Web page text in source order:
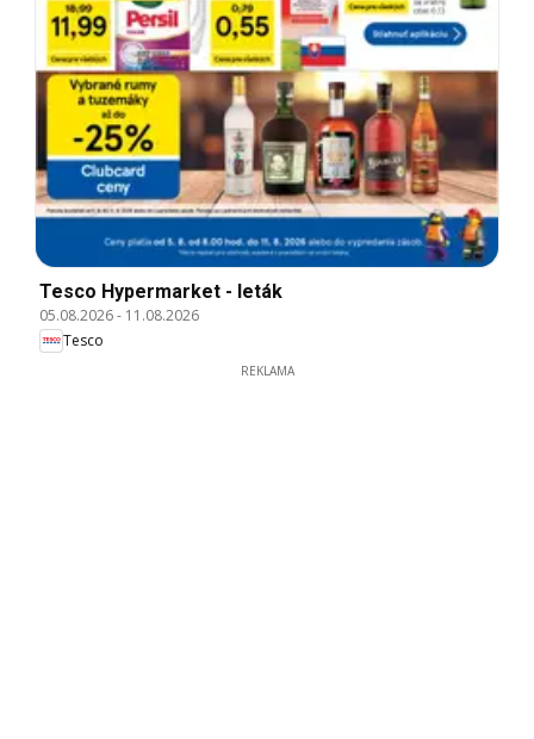
Tesco Hypermarket - leták
05.08.2026- 11.08.2026
Tesco
REKLAMA